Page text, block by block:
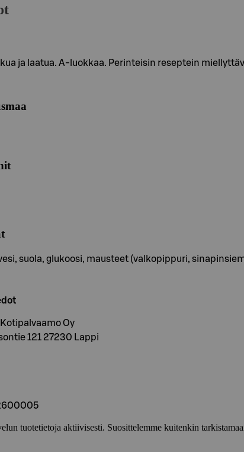
ja laatua. A-luokkaa. Perinteisin reseptein
suola, glukoosi, mausteet (valkopippuri,
Oy
121 27230 Lappi
tuotetietoja aktiivisesti. Suosittelemme kuitenkin